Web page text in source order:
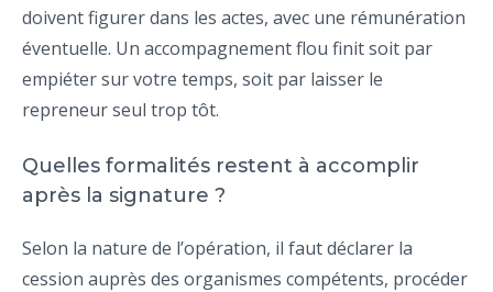
doivent figurer dans les actes, avec une rémunération
éventuelle. Un accompagnement flou finit soit par
empiéter sur votre temps, soit par laisser le
repreneur seul trop tôt.
Quelles formalités restent à accomplir
après la signature ?
Selon la nature de l’opération, il faut déclarer la
cession auprès des organismes compétents, procéder